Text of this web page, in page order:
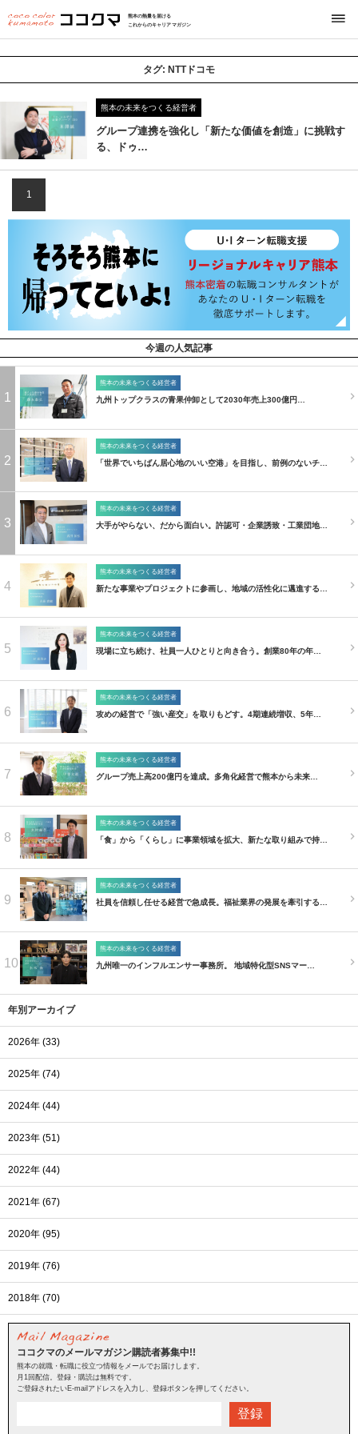
熊本の熱量を届ける
これからのキャリアマガジン
タグ: NTTドコモ
熊本の未来をつくる経営者
グループ連携を強化し「新たな価値を創造」に挑戦す
る、ドゥ…
1
今週の人気記事
1
熊本の未来をつくる経営者
九州トップクラスの青果仲卸として2030年売上300億円…
2
熊本の未来をつくる経営者
「世界でいちばん居心地のいい空港」を目指し、前例のないチ…
3
熊本の未来をつくる経営者
大手がやらない、だから面白い。許認可・企業誘致・工業団地…
4
熊本の未来をつくる経営者
新たな事業やプロジェクトに参画し、地域の活性化に邁進する…
5
熊本の未来をつくる経営者
現場に立ち続け、社員一人ひとりと向き合う。創業80年の年…
6
熊本の未来をつくる経営者
攻めの経営で「強い産交」を取りもどす。4期連続増収、5年…
7
熊本の未来をつくる経営者
グループ売上高200億円を達成。多角化経営で熊本から未来…
8
熊本の未来をつくる経営者
「食」から「くらし」に事業領域を拡大、新たな取り組みで持…
9
熊本の未来をつくる経営者
社員を信頼し任せる経営で急成長。福祉業界の発展を牽引する…
10
熊本の未来をつくる経営者
九州唯一のインフルエンサー事務所。 地域特化型SNSマー…
年別アーカイブ
2026年 (33)
2025年 (74)
2024年 (44)
2023年 (51)
2022年 (44)
2021年 (67)
2020年 (95)
2019年 (76)
2018年 (70)
ココクマのメールマガジン購読者募集中!!
熊本の就職・転職に役立つ情報をメールでお届けします。
月1回配信。登録・購読は無料です。
ご登録されたいE-mailアドレスを入力し、登録ボタンを押してください。
登録